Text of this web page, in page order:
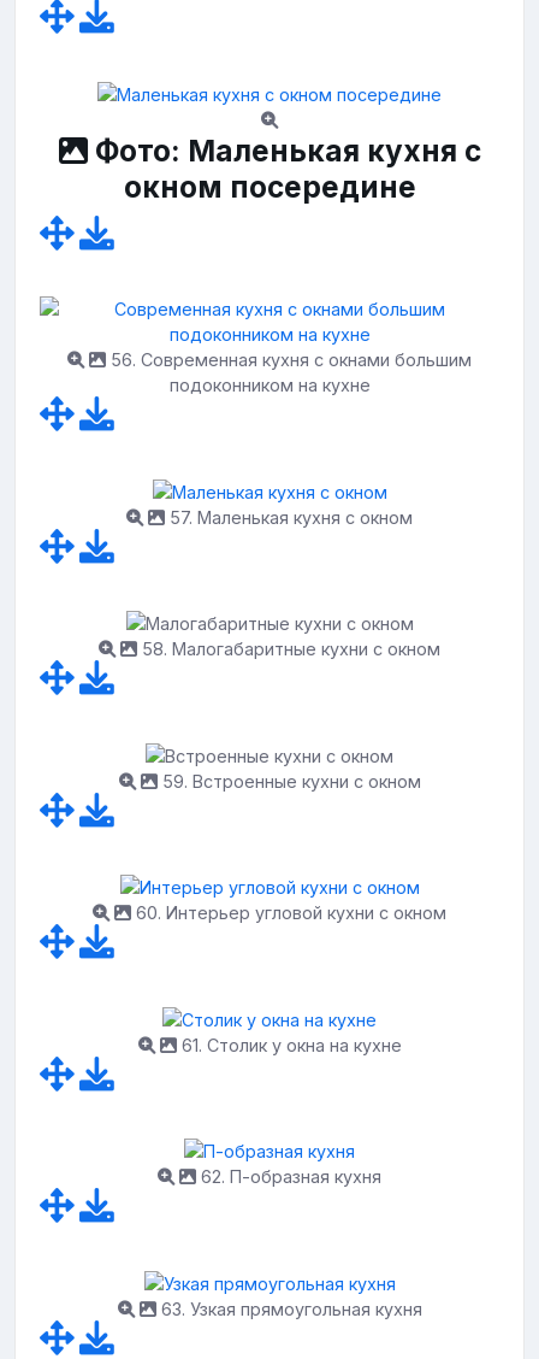
Фото: Маленькая кухня с
окном посередине
56. Современная кухня с окнами большим
подоконником на кухне
57. Маленькая кухня с окном
58. Малогабаритные кухни с окном
59. Встроенные кухни с окном
60. Интерьер угловой кухни с окном
61. Столик у окна на кухне
62. П-образная кухня
63. Узкая прямоугольная кухня